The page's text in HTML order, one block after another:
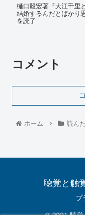
樋口毅宏著『大江千里
結婚するんだとばかり
を読了
コメント
ホーム 読ん
聴覚と触
プ
© 2021 聴覚